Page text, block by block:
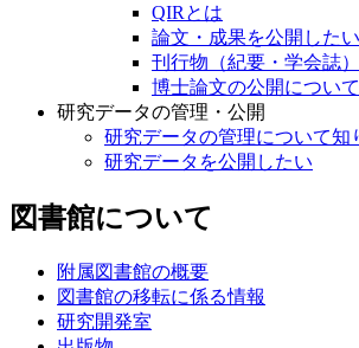
QIRとは
論文・成果を公開したい
刊行物（紀要・学会誌
博士論文の公開につい
研究データの管理・公開
研究データの管理について知
研究データを公開したい
図書館について
附属図書館の概要
図書館の移転に係る情報
研究開発室